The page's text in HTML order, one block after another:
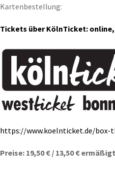
Kartenbestellung:
Tickets über KölnTicket:
https://www.koelnticket.de/
Preise: 19,50 € / 13,50 € ermäßigt